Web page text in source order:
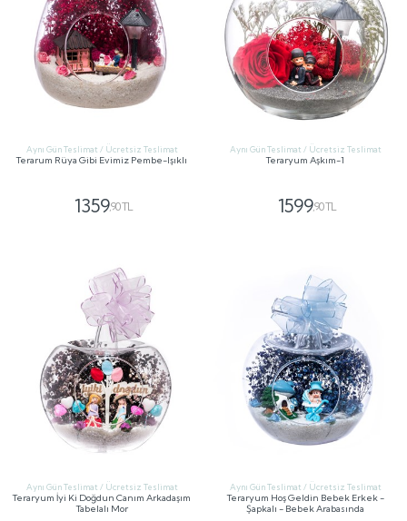
Aynı Gün Teslimat / Ücretsiz Teslimat
Terarum Rüya Gibi Evimiz Pembe-Işıklı
1359,90 TL
Aynı Gün Teslimat / Ücretsiz Teslimat
Teraryum Aşkım-1
1599,90 TL
Aynı Gün Teslimat / Ücretsiz Teslimat
Teraryum İyi Ki Doğdun Canım Arkadaşım
Tabelalı Mor
Aynı Gün Teslimat / Ücretsiz Teslimat
Teraryum Hoş Geldin Bebek Erkek -
Şapkalı - Bebek Arabasında